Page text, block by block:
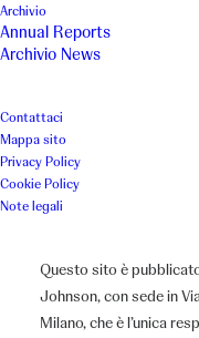
Archivio
Annual Reports
Archivio News
Contattaci
Mappa sito
Privacy Policy
Cookie Policy
Note legali
Questo sito è
Johnson, con sede in
Milano, che è l’unica